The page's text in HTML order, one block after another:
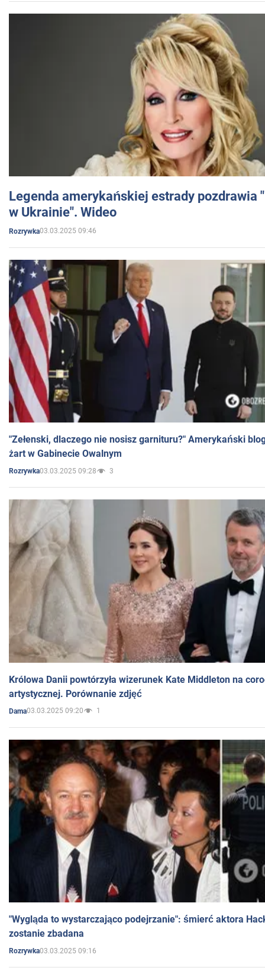
Legenda amerykańskiej estrady pozdrawia
w Ukrainie". Wideo
Rozrywka03.03.2025 09:46
"Zełenski, dlaczego nie nosisz garnituru?" Amerykański
żart w Gabinecie Owalnym
Rozrywka03.03.2025 09:28 3
Królowa Danii powtórzyła wizerunek Kate Middleton na
artystycznej. Porównanie zdjęć
Dama03.03.2025 09:20 1
"Wygląda to wystarczająco podejrzanie": śmierć aktora
zostanie zbadana
Rozrywka03.03.2025 09:16